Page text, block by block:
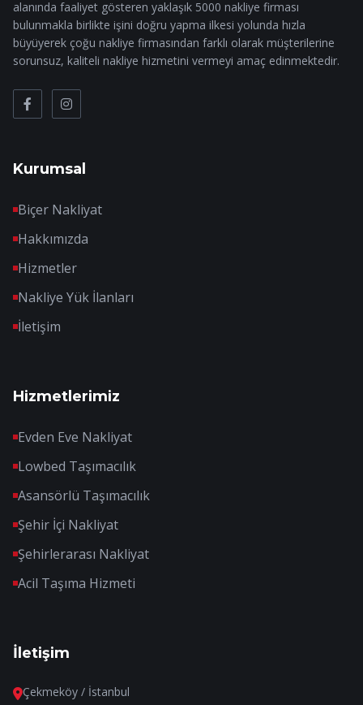
alanında faaliyet gösteren yaklaşık 5000 nakliye firması
bulunmakla birlikte işini doğru yapma ilkesi yolunda hızla
büyüyerek çoğu nakliye firmasından farklı olarak müşterilerine
sorunsuz, kaliteli nakliye hizmetini vermeyi amaç edinmektedir.
Kurumsal
Biçer Nakliyat
Hakkımızda
Hizmetler
Nakliye Yük İlanları
İletişim
Hizmetlerimiz
Evden Eve Nakliyat
Lowbed Taşımacılık
Asansörlü Taşımacılık
Şehir İçi Nakliyat
Şehirlerarası Nakliyat
Acil Taşıma Hizmeti
İletişim
Çekmeköy / İstanbul